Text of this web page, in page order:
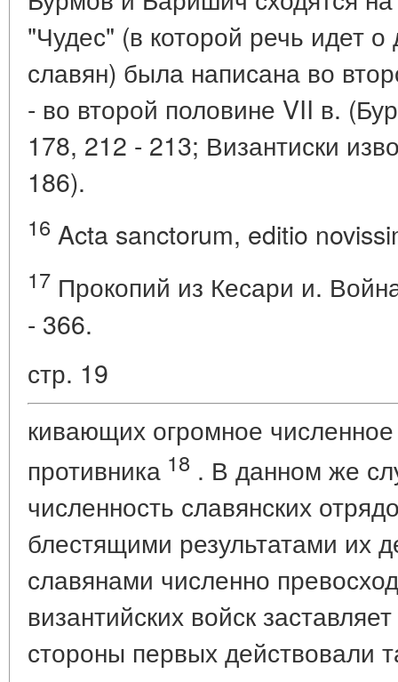
"Чудес" (в которой речь идет
славян) была написана во
- во второй половине VII в.
178, 212 - 213; Византиски
186).
16 Acta sanctorum, editio
17 Прокопий из Кесари и.
- 366.
стр. 19
кивающих огромное
противника 18 . В данном же
численность славянских
блестящими результатами их
славянами численно
византийских войск
стороны первых действовали